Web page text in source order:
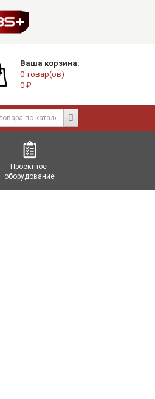
Ваша корзина:
0 товар(ов)
0 ₽
Проектное
оборудование